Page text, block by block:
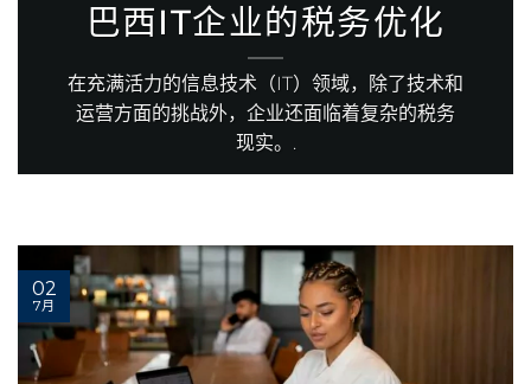
巴西IT企业的税务优化
在充满活力的信息技术（IT）领域，除了技术和
运营方面的挑战外，企业还面临着复杂的税务
现实。.
02
7月